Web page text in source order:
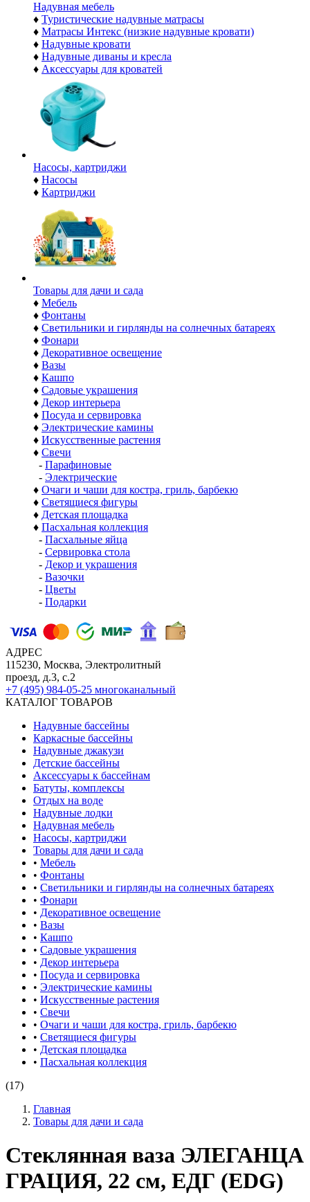
Надувная мебель
♦ Туристические надувные матрасы
♦ Матрасы Интекс (низкие надувные кровати)
♦ Надувные кровати
♦ Надувные диваны и кресла
♦ Аксессуары для кроватей
Насосы, картриджи
♦ Насосы
♦ Картриджи
Товары для дачи и сада
♦ Мебель
♦ Фонтаны
♦ Светильники и гирлянды на солнечных батареях
♦ Фонари
♦ Декоративное освещение
♦ Вазы
♦ Кашпо
♦ Садовые украшения
♦ Декор интерьера
♦ Посуда и сервировка
♦ Электрические камины
♦ Искусственные растения
♦ Свечи
- Парафиновые
- Электрические
♦ Очаги и чаши для костра, гриль, барбекю
♦ Светящиеся фигуры
♦ Детская площадка
♦ Пасхальная коллекция
- Пасхальные яйца
- Сервировка стола
- Декор и украшения
- Вазочки
- Цветы
- Подарки
АДРЕС
115230, Москва, Электролитный
проезд, д.3, с.2
+7 (495) 984-05-25 многоканальный
КАТАЛОГ ТОВАРОВ
Надувные бассейны
Каркасные бассейны
Надувные джакузи
Детские бассейны
Аксессуары к бассейнам
Батуты, комплексы
Отдых на воде
Надувные лодки
Надувная мебель
Насосы, картриджи
Товары для дачи и сада
• Мебель
• Фонтаны
• Светильники и гирлянды на солнечных батареях
• Фонари
• Декоративное освещение
• Вазы
• Кашпо
• Садовые украшения
• Декор интерьера
• Посуда и сервировка
• Электрические камины
• Искусственные растения
• Свечи
• Очаги и чаши для костра, гриль, барбекю
• Светящиеся фигуры
• Детская площадка
• Пасхальная коллекция
(17)
Главная
Товары для дачи и сада
Стеклянная ваза ЭЛЕГАНЦА
ГРАЦИЯ, 22 см, ЕДГ (EDG)